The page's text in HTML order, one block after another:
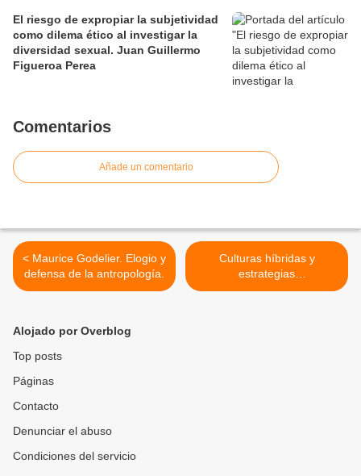
El riesgo de expropiar la subjetividad
como dilema ético al investigar la
diversidad sexual. Juan Guillermo
Figueroa Perea
Comentarios
Añade un comentario
< Maurice Godelier. Elogio y
defensa de la antropología.
Culturas híbridas y
estrategias
comunicacionales. Néstor
Alojado por Overblog
Top posts
Páginas
Contacto
Denunciar el abuso
Condiciones del servicio